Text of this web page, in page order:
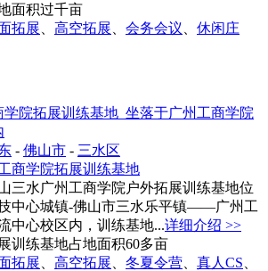
面积过千亩
拓展 高空拓展 会务会议
休闲庄
- 佛山市 - 三水区
商学院拓展训练基地
三水广州工商学院户外拓展训练基地位
中心城镇-佛山市三水乐平镇——广州工
中心校区内，训练基地...详细介绍 >>
训练基地占地面积60多亩
拓展 高空拓展 冬夏令营 真人CS